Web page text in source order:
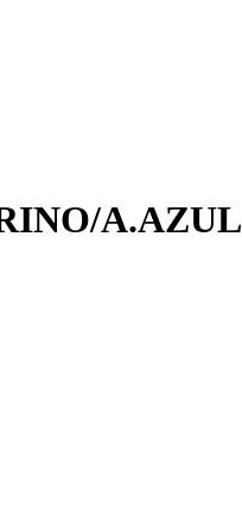
A.AZUL